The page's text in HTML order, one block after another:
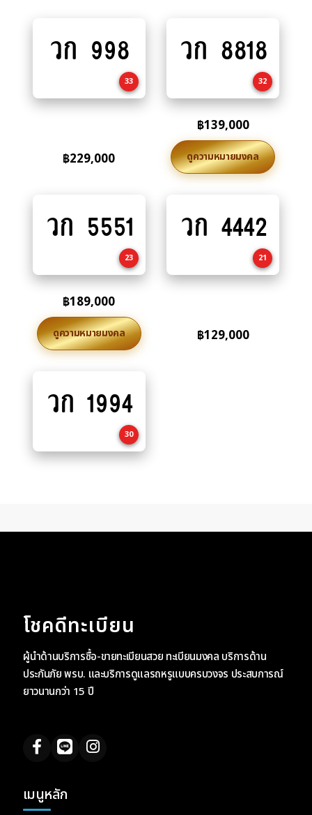
to
วก 998
33
฿229,000
to
วก 8818
32
฿139,000
ดูความหมายมงคล
to
วก 5551
23
฿189,000
ดูความหมายมงคล
to
วก 4442
21
฿129,000
more
วก 1994
30
โชคดีทะเบียน
ผู้นำด้านบริการซื้อ-ขายทะเบียนสวย ทะเบียนมงคล บริการด้าน
ประกันภัย พรบ. และบริการดูแลรถหรูแบบครบวงจร ประสบการณ์
ยาวนานกว่า 15 ปี
เมนูหลัก